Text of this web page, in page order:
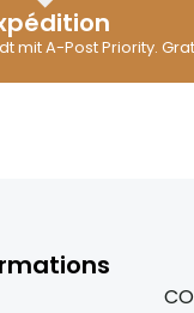
mit A-Post Priority.